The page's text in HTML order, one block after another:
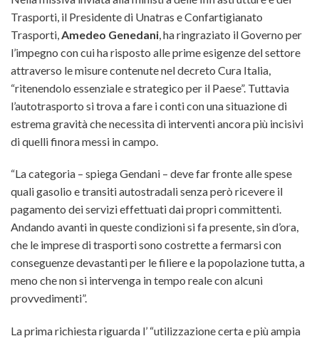
Trasporti, il Presidente di Unatras e Confartigianato
Trasporti, Amedeo Genedani , ha ringraziato il Governo per
l’impegno con cui ha risposto alle prime esigenze del settore
attraverso le misure contenute nel decreto Cura Italia,
“ritenendolo essenziale e strategico per il Paese”. Tuttavia
l’autotrasporto si trova a fare i conti con una situazione di
estrema gravità che necessita di interventi ancora più incisivi
di quelli finora messi in campo.
“La categoria – spiega Gendani – deve far fronte alle spese
quali gasolio e transiti autostradali senza però ricevere il
pagamento dei servizi effettuati dai propri committenti.
Andando avanti in queste condizioni si fa presente, sin d’ora,
che le imprese di trasporti sono costrette a fermarsi con
conseguenze devastanti per le filiere e la popolazione tutta, a
meno che non si intervenga in tempo reale con alcuni
provvedimenti”.
La prima richiesta riguarda l’ “utilizzazione certa e più ampia